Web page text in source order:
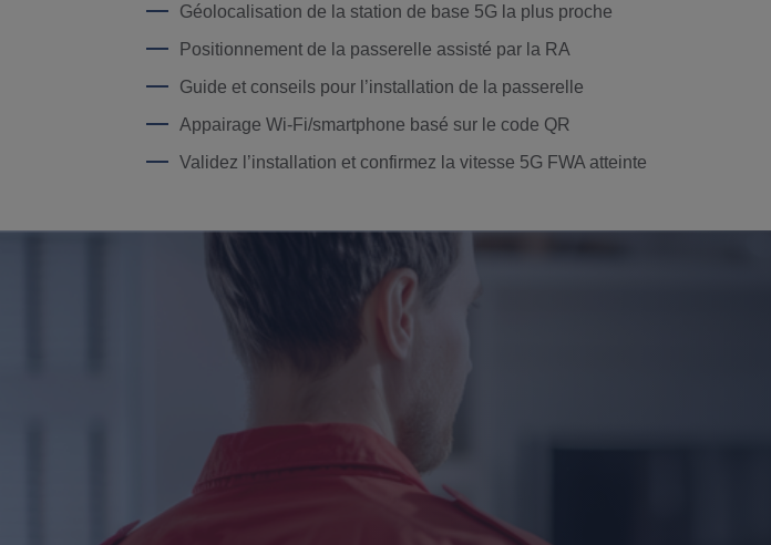
Géolocalisation de la station de base 5G la plus proche
Positionnement de la passerelle assisté par la RA
Guide et conseils pour l’installation de la passerelle
Appairage Wi-Fi/smartphone basé sur le code QR
Validez l’installation et confirmez la vitesse 5G FWA atteinte